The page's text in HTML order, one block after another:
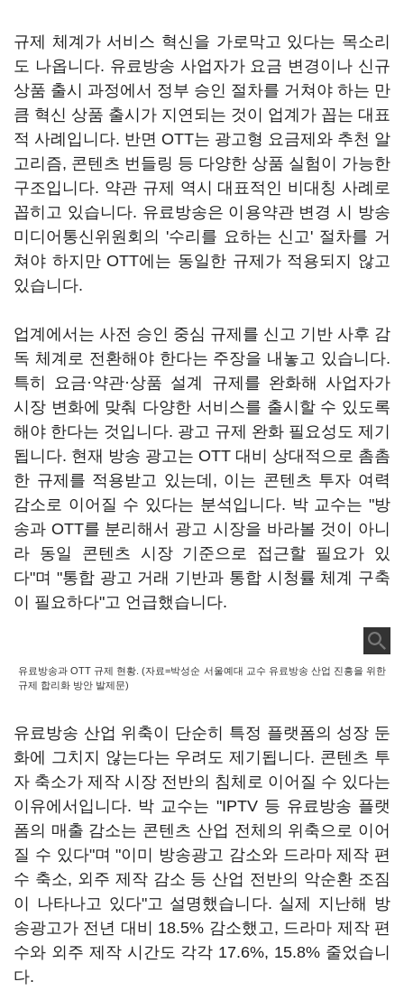
규제 체계가 서비스 혁신을 가로막고 있다는 목소리
도 나옵니다. 유료방송 사업자가 요금 변경이나 신규
상품 출시 과정에서 정부 승인 절차를 거쳐야 하는 만
큼 혁신 상품 출시가 지연되는 것이 업계가 꼽는 대표
적 사례입니다. 반면 OTT는 광고형 요금제와 추천 알
고리즘, 콘텐츠 번들링 등 다양한 상품 실험이 가능한
구조입니다. 약관 규제 역시 대표적인 비대칭 사례로
꼽히고 있습니다. 유료방송은 이용약관 변경 시 방송
미디어통신위원회의 '수리를 요하는 신고' 절차를 거
쳐야 하지만 OTT에는 동일한 규제가 적용되지 않고
있습니다.
업계에서는 사전 승인 중심 규제를 신고 기반 사후 감
독 체계로 전환해야 한다는 주장을 내놓고 있습니다.
특히 요금·약관·상품 설계 규제를 완화해 사업자가
시장 변화에 맞춰 다양한 서비스를 출시할 수 있도록
해야 한다는 것입니다. 광고 규제 완화 필요성도 제기
됩니다. 현재 방송 광고는 OTT 대비 상대적으로 촘촘
한 규제를 적용받고 있는데, 이는 콘텐츠 투자 여력
감소로 이어질 수 있다는 분석입니다. 박 교수는 "방
송과 OTT를 분리해서 광고 시장을 바라볼 것이 아니
라 동일 콘텐츠 시장 기준으로 접근할 필요가 있
다"며 "통합 광고 거래 기반과 통합 시청률 체계 구축
이 필요하다"고 언급했습니다.
유료방송과 OTT 규제 현황. (자료=박성순 서울예대 교수 유료방송 산업 진흥을 위한
규제 합리화 방안 발제문)
유료방송 산업 위축이 단순히 특정 플랫폼의 성장 둔
화에 그치지 않는다는 우려도 제기됩니다. 콘텐츠 투
자 축소가 제작 시장 전반의 침체로 이어질 수 있다는
이유에서입니다. 박 교수는 "IPTV 등 유료방송 플랫
폼의 매출 감소는 콘텐츠 산업 전체의 위축으로 이어
질 수 있다"며 "이미 방송광고 감소와 드라마 제작 편
수 축소, 외주 제작 감소 등 산업 전반의 악순환 조짐
이 나타나고 있다"고 설명했습니다. 실제 지난해 방
송광고가 전년 대비 18.5% 감소했고, 드라마 제작 편
수와 외주 제작 시간도 각각 17.6%, 15.8% 줄었습니
다.